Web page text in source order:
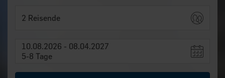
2 Reisende
10.08.2026 - 08.04.2027
5-8 Tage